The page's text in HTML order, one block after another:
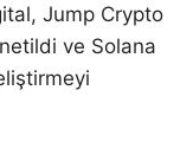
Jump Crypto
ve Solana